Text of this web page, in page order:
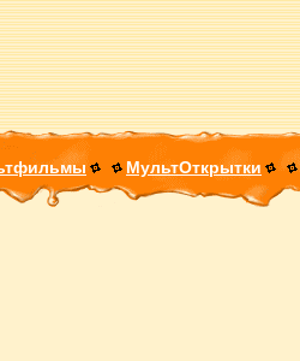
МультОткрытки